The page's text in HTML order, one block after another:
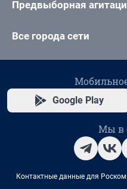
Предвыборная
Все города сети
Google Play
Мы в
Контактные данные для